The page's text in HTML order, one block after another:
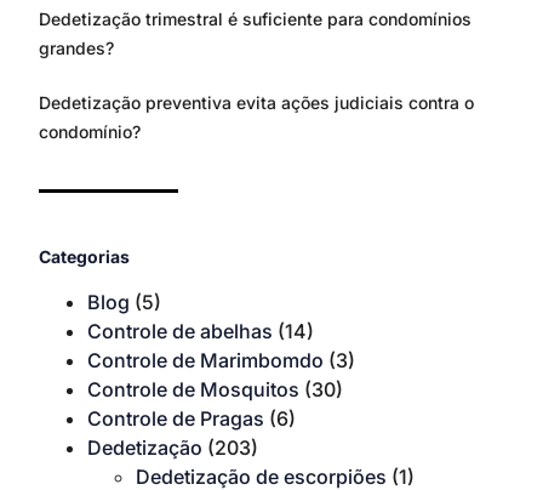
Dedetização trimestral é suficiente para condomínios
grandes?
Dedetização preventiva evita ações judiciais contra o
condomínio?
Categorias
Blog (5)
Controle de abelhas (14)
Controle de Marimbomdo (3)
Controle de Mosquitos (30)
Controle de Pragas (6)
Dedetização (203)
Dedetização de escorpiões (1)